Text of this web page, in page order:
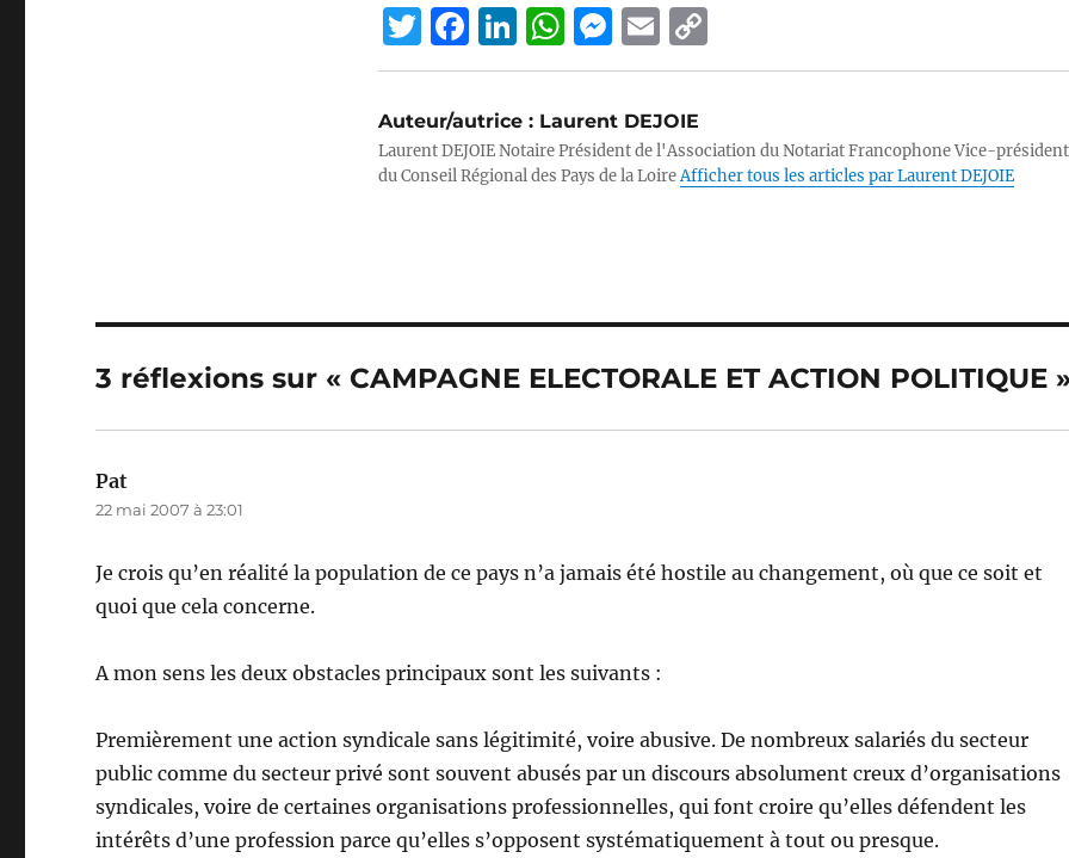
T
w
te
r
F
a
c
e
b
Li
n
e
d
W
h
s
A
M
e
ss
e
n
E
m
ai
l
C
o
y
Li
Auteur/autrice :Laurent DEJOIE
Laurent DEJOIE Notaire Président de l'Association du Notariat Francophone Vice-président
du Conseil Régional des Pays de la LoireAfficher tous les articles par Laurent DEJOIE
3 réflexions sur « CAMPAGNE ELECTORALE ET ACTION POLITIQUE
Pat
22 mai 2007 à 23:01
Je crois qu’en réalité la population de ce pays n’a jamais été hostile au changement, où que ce soit et
quoi que cela concerne.
A mon sens les deux obstacles principaux sont les suivants :
Premièrement une action syndicale sans légitimité, voire abusive. De nombreux salariés du secteur
public comme du secteur privé sont souvent abusés par un discours absolument creux d’organisations
syndicales, voire de certaines organisations professionnelles, qui font croire qu’elles défendent les
intérêts d’une profession parce qu’elles s’opposent systématiquement à tout ou presque.